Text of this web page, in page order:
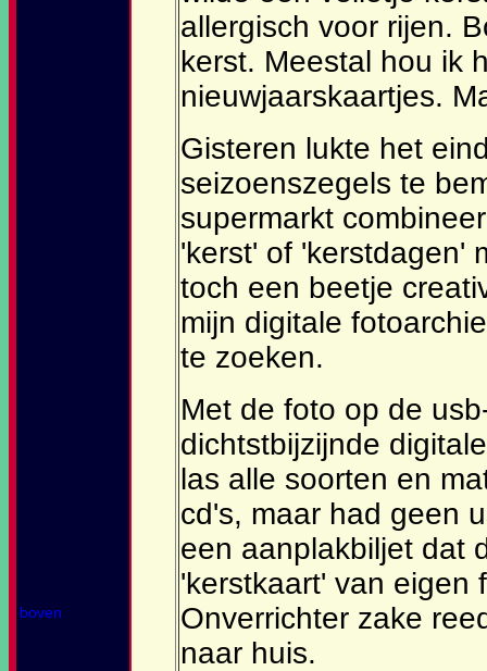
boven
allergisch voor rijen.
kerst. Meestal hou ik
nieuwjaarskaartjes.
Gisteren lukte het
seizoenszegels te
supermarkt
'kerst' of 'kerstdagen'
toch een beetje
mijn digitale
te zoeken.
Met de foto op de
dichtstbijzijnde
las alle soorten en
cd's, maar had geen
een aanplakbiljet dat
'kerstkaart' van eigen
Onverrichter zake
naar huis.